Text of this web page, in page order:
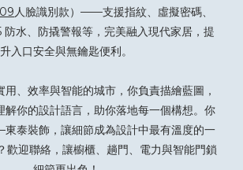
人臉識別款）——支援指紋、虛擬密碼、
水、防撬警報等，完美融入現代家居，提
升入口安全與無鑰匙便利。
、效率與智能的城市，你負責描繪藍圖，
解你的設計語言，助你落地每一個構想。你
泰裝飾，讓細節成為設計中最有溫度的一
歡迎聯絡 ，讓櫥櫃、趟門、電力與智能門鎖